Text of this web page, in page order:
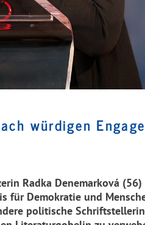
würdigen
Radka Denemarková (56)
für Demokratie und
politische